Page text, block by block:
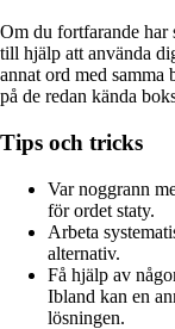
Om du fortfarande har
till hjälp att använda
annat ord med samma
på de redan kända
Tips och tricks
Var noggrann
för ordet staty.
Arbeta
alternativ.
Få hjälp av
Ibland kan en
lösningen.